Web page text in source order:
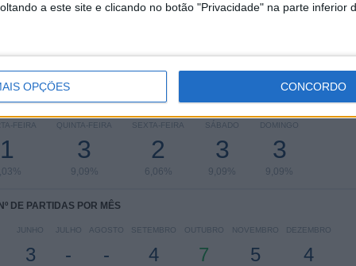
a este site e clicando no botão "Privacidade" na parte inferior
OPÇÕES CONCORDO
Ver ranking completo
POR DIA DA SEMANA
FEIRA
1
QUINTA-FEIRA
3
9,09%
SEXTA-FEIRA
2
6,06%
SÁBADO
3
9,09%
DOMINGO
3
9,09%
Nº DE PARTIDAS POR MÊS
JUNHO
3
JULHO
-
AGOSTO
-
SETEMBRO
4
OUTUBRO
7
NOVEMBRO
5
DEZEMBRO
4